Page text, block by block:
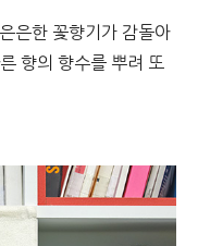
은한 꽃향기가 감돌아
향의 향수를 뿌려 또